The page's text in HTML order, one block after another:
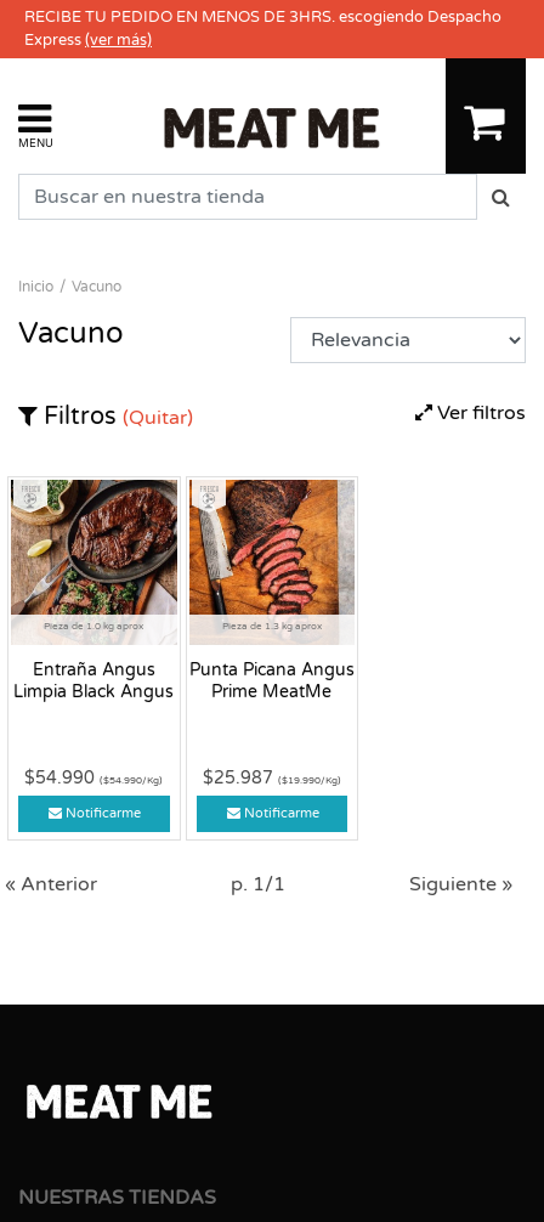
RECIBE TU PEDIDO EN MENOS DE 3HRS. escogiendo Despacho
Express(ver más)
MENU
Inicio Vacuno
Vacuno
Ver filtros
Filtros (Quitar)
Pieza de 1.0 kg aprox
Entraña Angus
Limpia Black Angus
Fresco
$54.990($54.990/Kg)
Notificarme
Pieza de 1.3 kg aprox
Punta Picana Angus
Prime MeatMe
Fresco
$25.987 ($19.990/Kg)
Notificarme
« Anterior p. 1/1 Siguiente »
NUESTRAS TIENDAS